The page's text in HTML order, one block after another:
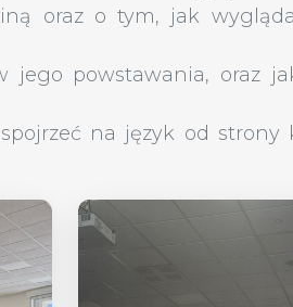
oraz o tym, jak
jego powstawania, oraz
na język od strony